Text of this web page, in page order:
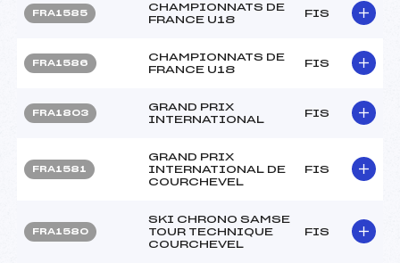
FRA1585
CHAMPIONNATS DE
FRANCE U18
FIS
FRA1586
CHAMPIONNATS DE
FRANCE U18
FIS
FRA1803
GRAND PRIX
INTERNATIONAL
FIS
FRA1581
GRAND PRIX
INTERNATIONAL DE
COURCHEVEL
FIS
FRA1580
SKI CHRONO SAMSE
TOUR TECHNIQUE
COURCHEVEL
FIS